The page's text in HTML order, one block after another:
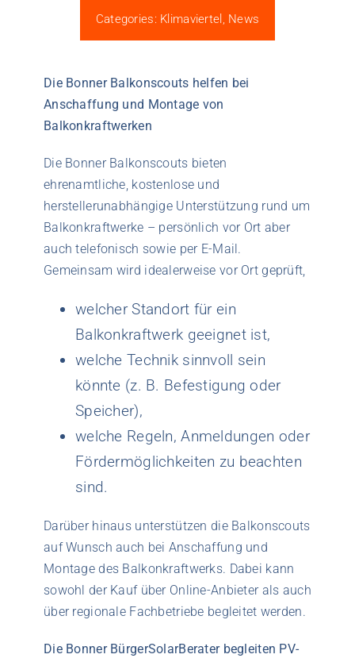
Categories: Klimaviertel , News
Die Bonner Balkonscouts helfen bei
Anschaffung und Montage von
Balkonkraftwerken
Die Bonner Balkonscouts bieten
ehrenamtliche, kostenlose und
herstellerunabhängige Unterstützung rund um
Balkonkraftwerke – persönlich vor Ort aber
auch telefonisch sowie per E-Mail.
Gemeinsam wird idealerweise vor Ort geprüft,
welcher Standort für ein
Balkonkraftwerk geeignet ist,
welche Technik sinnvoll sein
könnte (z. B. Befestigung oder
Speicher),
welche Regeln, Anmeldungen oder
Fördermöglichkeiten zu beachten
sind.
Darüber hinaus unterstützen die Balkonscouts
auf Wunsch auch bei Anschaffung und
Montage des Balkonkraftwerks. Dabei kann
sowohl der Kauf über Online-Anbieter als auch
über regionale Fachbetriebe begleitet werden.
Die Bonner BürgerSolarBerater begleiten PV-